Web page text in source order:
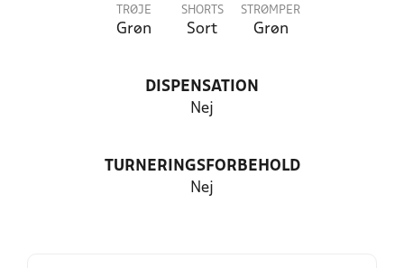
TRØJE
Grøn
SHORTS
Sort
STRØMPER
Grøn
DISPENSATION
Nej
TURNERINGSFORBEHOLD
Nej